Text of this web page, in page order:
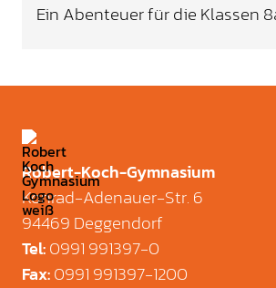
Ein Abenteuer für die Klassen
Robert-Koch-Gymnasium
Konrad-Adenauer-Str. 6
94469 Deggendorf
Tel:0991 991397-0
Fax:0991 991397-1200